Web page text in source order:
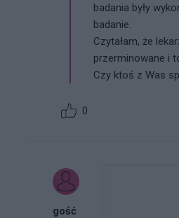
badania były
badanie.
Czytałam, że
przerminowane i
Czy ktoś z Was
0
gość